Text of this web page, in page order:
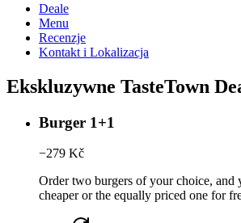
Deale
Menu
Recenzje
Kontakt i Lokalizacja
Ekskluzywne TasteTown
Burger 1+1
−279 Kč
Order two burgers of your choice, and
cheaper or the equally priced one for